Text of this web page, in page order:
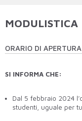
MODULISTICA
ORARIO DI
SI INFORMA CHE:
Dal 5 febbraio 2024
studenti, uguale per